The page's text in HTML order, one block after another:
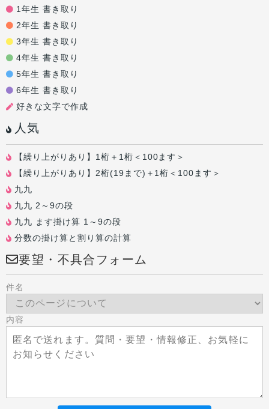
1年生 書き取り
2年生 書き取り
3年生 書き取り
4年生 書き取り
5年生 書き取り
6年生 書き取り
好きな文字で作成
人気
【繰り上がりあり】1桁＋1桁＜100ます＞
【繰り上がりあり】2桁(19まで)＋1桁＜100ます＞
九九
九九 2～9の段
九九 ます掛け算 1～9の段
分数の掛け算と割り算の計算
要望・不具合フォーム
件名
内容